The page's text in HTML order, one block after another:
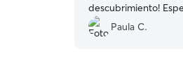
descubrimiento!
veces mas! ”
Paula C.